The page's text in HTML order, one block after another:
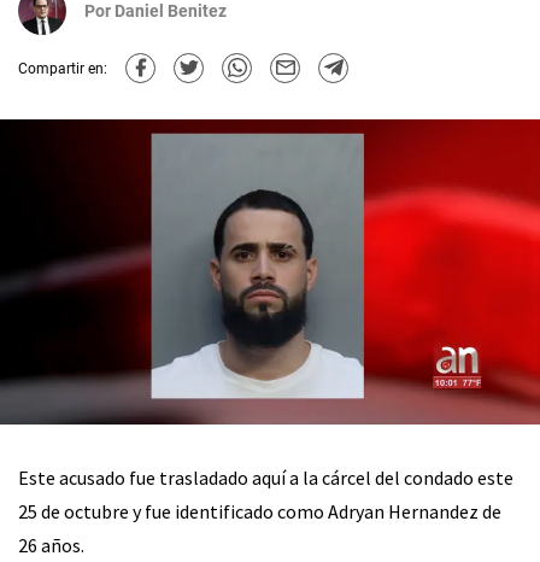
Por Daniel Benitez
Compartir en:
Este acusado fue trasladado aquí a la cárcel del condado este
25 de octubre y fue identificado como Adryan Hernandez de
26 años.